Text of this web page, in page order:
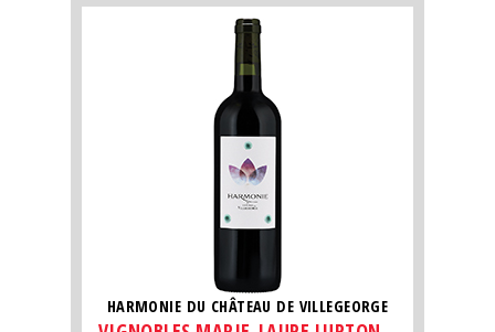
HARMONIE DU CHÂTEAU DE VILLEGEORGE